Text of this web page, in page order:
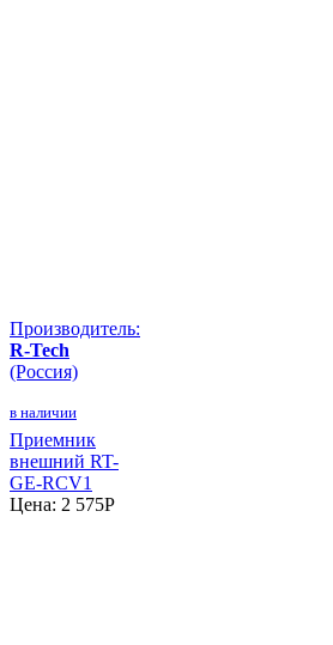
Производитель:
R-Tech
(Россия)
в наличии
Приемник
внешний RT-
GE-RCV1
Цена: 2 575P